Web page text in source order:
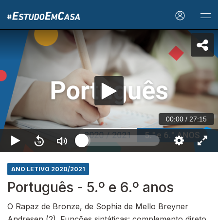
00:00 / 27:15
ANO LETIVO 2020/2021
Português - 5.º e 6.º anos
O Rapaz de Bronze, de Sophia de Mello Breyner